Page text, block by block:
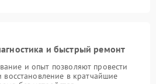
и быстрый ремонт
и опыт позволяют провести
восстановление в кратчайшие